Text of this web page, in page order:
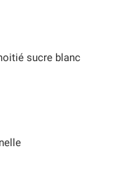
sucre blanc